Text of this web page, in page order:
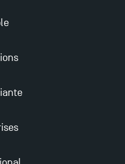
EQUIS en
School of
opportunités encore